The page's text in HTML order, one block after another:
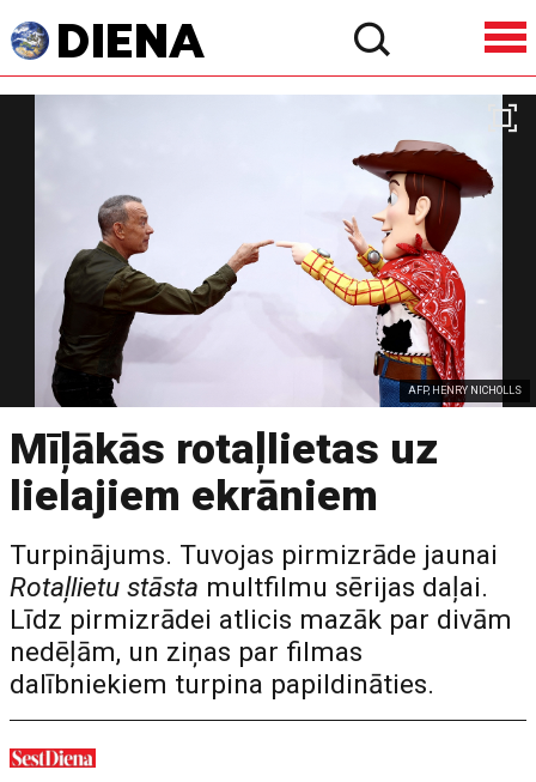
AFP, HENRY NICHOLLS
Mīļākās rotaļlietas uz
lielajiem ekrāniem
Turpinājums. Tuvojas pirmizrāde jaunai
Rotaļlietu stāsta multfilmu sērijas daļai.
Līdz pirmizrādei atlicis mazāk par divām
nedēļām, un ziņas par filmas
dalībniekiem turpina papildināties.